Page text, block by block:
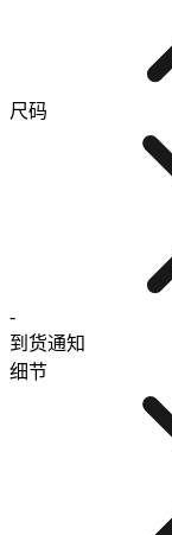
尺码
-
到货通知
细节